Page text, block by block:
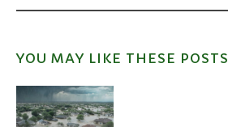
YOU MAY LIKE THESE POSTS